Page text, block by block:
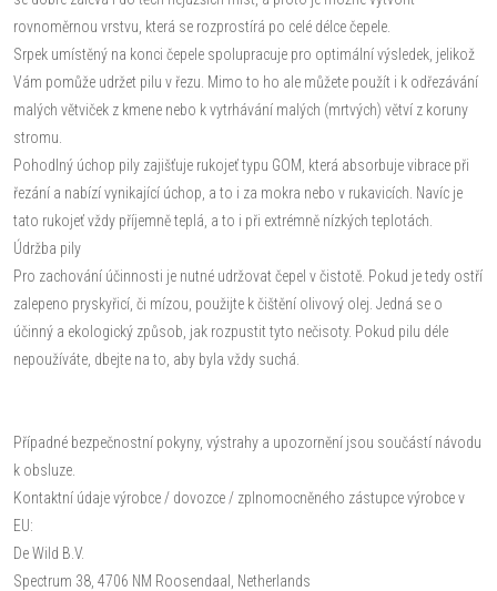
rovnoměrnou vrstvu, která se rozprostírá po celé délce čepele.
Srpek umístěný na konci čepele spolupracuje pro optimální výsledek, jelikož
Vám pomůže udržet pilu v řezu. Mimo to ho ale můžete použít i k odřezávání
malých větviček z kmene nebo k vytrhávání malých (mrtvých) větví z koruny
stromu.
Pohodlný úchop pily zajišťuje rukojeť typu GOM, která absorbuje vibrace při
řezání a nabízí vynikající úchop, a to i za mokra nebo v rukavicích. Navíc je
tato rukojeť vždy příjemně teplá, a to i při extrémně nízkých teplotách.
Údržba pily
Pro zachování účinnosti je nutné udržovat čepel v čistotě. Pokud je tedy ostří
zalepeno pryskyřicí, či mízou, použijte k čištění olivový olej. Jedná se o
účinný a ekologický způsob, jak rozpustit tyto nečisoty. Pokud pilu déle
nepoužíváte, dbejte na to, aby byla vždy suchá.
Případné bezpečnostní pokyny, výstrahy a upozornění jsou součástí návodu
k obsluze.
Kontaktní údaje výrobce / dovozce / zplnomocněného zástupce výrobce v
EU:
De Wild B.V.
Spectrum 38, 4706 NM Roosendaal, Netherlands